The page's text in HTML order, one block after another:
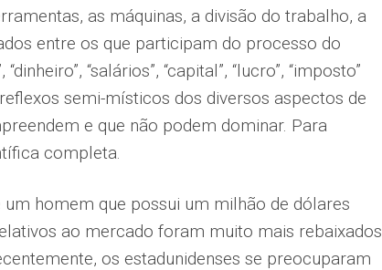
as máquinas, a divisão do trabalho, a
entre os que participam do processo do
“salários”, “capital”, “lucro”, “imposto”
semi-místicos dos diversos aspectos de
e que não podem dominar. Para
completa.
homem que possui um milhão de dólares
ao mercado foram muito mais rebaixados
os estadunidenses se preocuparam